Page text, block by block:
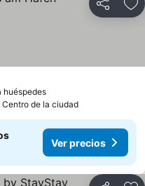
Compartir
huéspedes
Centro de la ciudad
Ver precios